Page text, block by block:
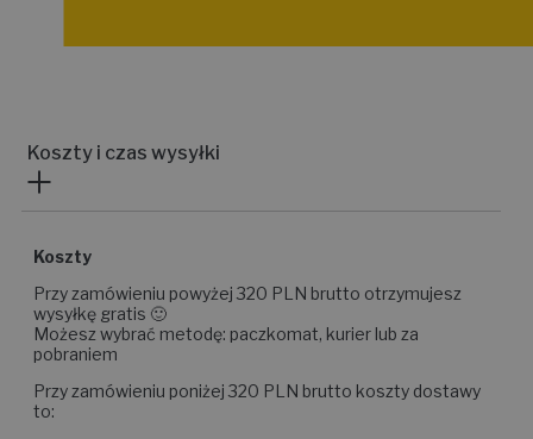
Koszty i czas wysyłki
Koszty
Przy zamówieniu powyżej 320 PLN brutto otrzymujesz
wysyłkę gratis 🙂
Możesz wybrać metodę: paczkomat, kurier lub za
pobraniem
Przy zamówieniu poniżej 320 PLN brutto koszty dostawy
to: